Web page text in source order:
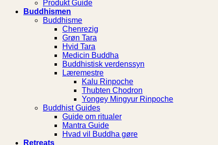
Produkt Guide
Buddhismen
Buddhisme
Chenrezig
Grøn Tara
Hvid Tara
Medicin Buddha
Buddhistisk verdenssyn
Læremestre
Kalu Rinpoche
Thubten Chodron
Yongey Mingyur Rinpoche
Buddhist Guides
Guide om ritualer
Mantra Guide
Hvad vil Buddha gøre
Retreats